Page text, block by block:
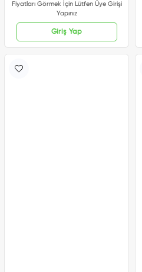
Fiyatları Görmek İçin Lütfen Üye Girişi
Yapınız
Giriş Yap